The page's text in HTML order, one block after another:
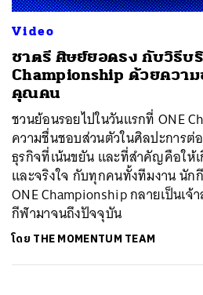
Video
ชาตรี ศิษย์ยอดธง กับวิธีบริ
Championship ด้วยคว
คุณคน
ชวนย้อนรอยไปในวันแรกที่ ONE
ความชื่นชอบส่วนตัวในศิลปะการต่
ธุรกิจที่เน้นขยัน และที่สำคัญคือใ
และจริงใจ กับทุกคนทั้งทีมงาน นั
ONE Championship กลายเป็นเจ้
กีฬามาจนถึงปัจจุบัน
โดย THE MOMENTUM TEAM
ค้นหา